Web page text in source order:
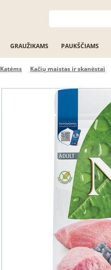
GRAUŽIKAMS PAUKŠČIAMS
Katėms Kačių maistas ir skanėstai